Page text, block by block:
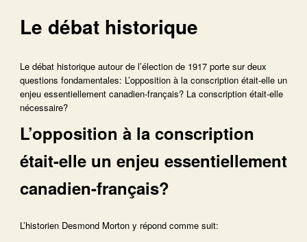
Le débat historique
Le débat historique autour de l’élection de 1917 porte sur deux
questions fondamentales: L’opposition à la conscription était-elle un
enjeu essentiellement canadien-français? La conscription était-elle
nécessaire?
L’opposition à la conscription
était-elle un enjeu essentiellement
canadien-français?
L’historien Desmond Morton y répond comme suit: